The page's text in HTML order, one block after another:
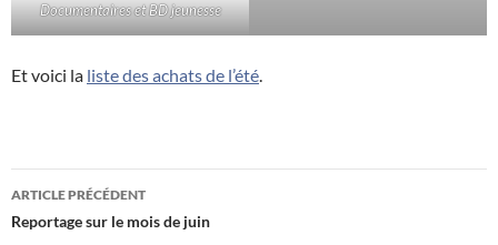
Documentaires et BD jeunesse
Et voici la liste des achats de l’été.
Navigation
des
ARTICLE PRÉCÉDENT
Reportage sur le mois de juin